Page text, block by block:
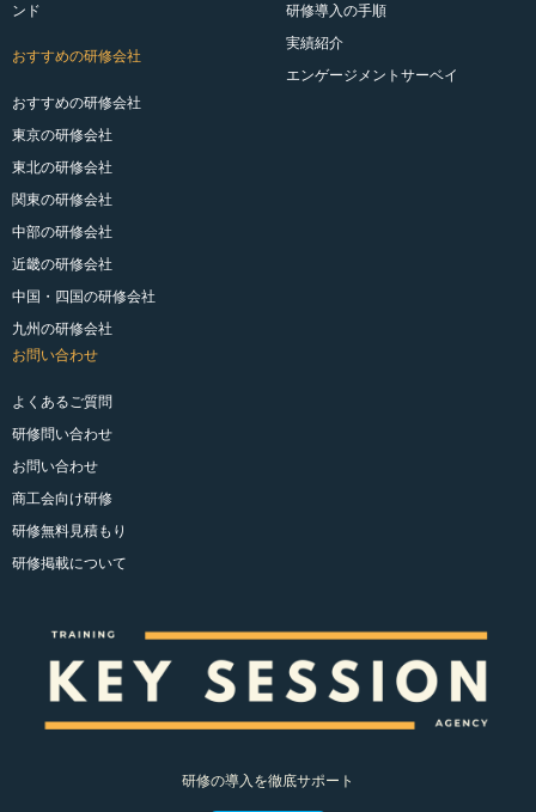
ンド
おすすめの研修会社
おすすめの研修会社
東京の研修会社
東北の研修会社
関東の研修会社
中部の研修会社
近畿の研修会社
中国・四国の研修会社
九州の研修会社
研修導入の手順
実績紹介
エンゲージメントサーベイ
お問い合わせ
よくあるご質問
研修問い合わせ
お問い合わせ
商工会向け研修
研修無料見積もり
研修掲載について
研修の導入を徹底サポート